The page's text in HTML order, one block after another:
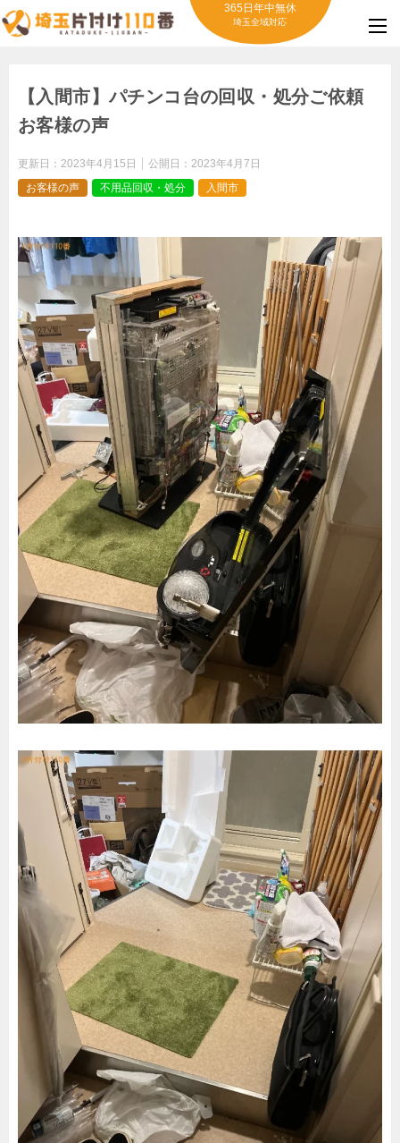
365日年中無休
埼玉全域対応
【入間市】パチンコ台の回収・処分ご依頼
お客様の声
更新日： 2023年4月15日 公開日： 2023年4月7日
お客様の声
不用品回収・処分 入間市